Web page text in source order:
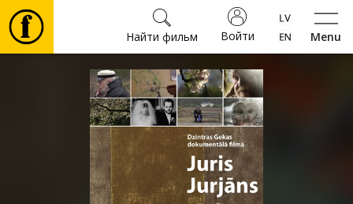
Menu
Войти
Найти фильм
Фильмы
Культура